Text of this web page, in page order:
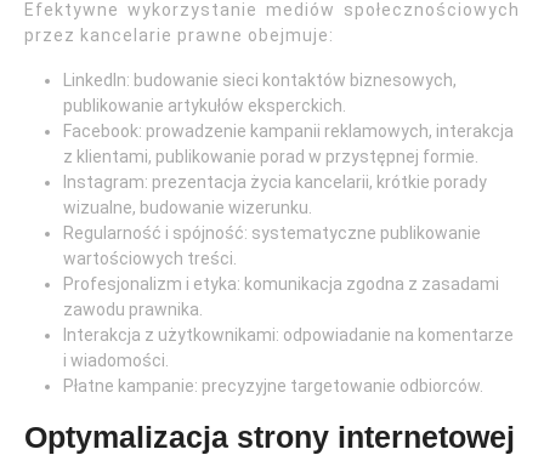
Efektywne wykorzystanie mediów społecznościowych
przez kancelarie prawne obejmuje:
LinkedIn: budowanie sieci kontaktów biznesowych,
publikowanie artykułów eksperckich.
Facebook: prowadzenie kampanii reklamowych, interakcja
z klientami, publikowanie porad w przystępnej formie.
Instagram: prezentacja życia kancelarii, krótkie porady
wizualne, budowanie wizerunku.
Regularność i spójność: systematyczne publikowanie
wartościowych treści.
Profesjonalizm i etyka: komunikacja zgodna z zasadami
zawodu prawnika.
Interakcja z użytkownikami: odpowiadanie na komentarze
i wiadomości.
Płatne kampanie: precyzyjne targetowanie odbiorców.
Optymalizacja strony internetowej